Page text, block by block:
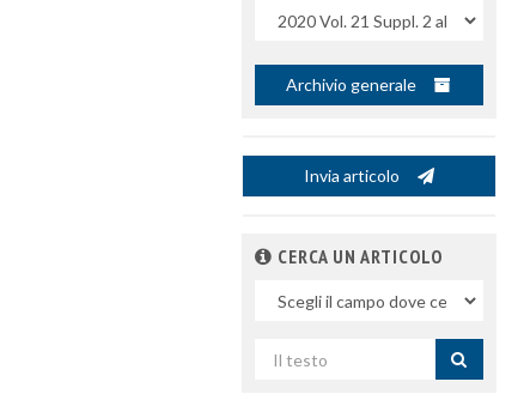
Archivio generale
Invia articolo
CERCA UN ARTICOLO
campo
per